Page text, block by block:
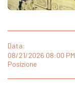
Data:
08/21/2026 08:00 PM
Posizione